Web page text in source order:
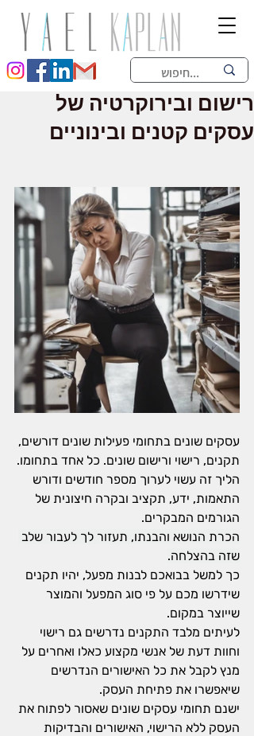
רישום ובירוקרטיה של
עסקים קטנים ובינוניים
עסקים שונים בתחומי פעילות שונים דורשים,
תקנים, רישוי ורישום שונים. כל אחד בתחומו.
הליך זה עשוי לערוך מספר חודשים ודורש
התאמות, ידע, תקציב ובקרה חיצונית של
הגורמים המבקרים.
הכרת הנושא והבנתו, תעזור לך לעבור שלב
שזה בהצלחה.
כך למשל בבואכם לבנות מפעל, יהיו תקנים
שידרשו מכם על פי סוג המפעל והמוצר
שייוצר במקום.
לעיתים מלבד התקנים נדרשים גם רישוי
וחוות דעת של אנשי מקצוע כאלו ואחרים על
מנץ לקבל את כל האישורים הנדרשים
שיאפשרו את פתיחת העסק.
ישנם תחומי עסקים שונים שאסור לפתוח את
העסק ללא הרישוי, האישורים והבדיקות